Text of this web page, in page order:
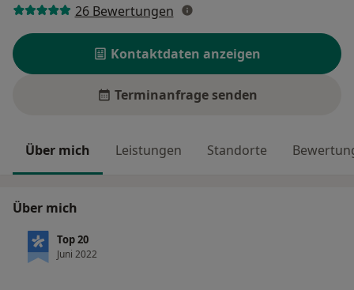
26 Bewertungen
Kontaktdaten anzeigen
Terminanfrage senden
Über mich Leistungen Standorte
Über mich
Top 20
Juni 2022